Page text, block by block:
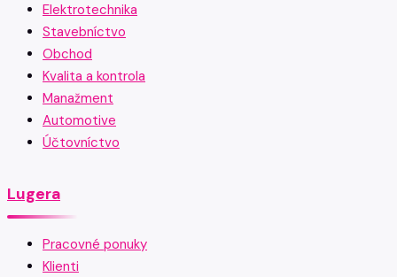
Elektrotechnika
Stavebníctvo
Obchod
Kvalita a kontrola
Manažment
Automotive
Účtovníctvo
Lugera
Pracovné ponuky
Klienti